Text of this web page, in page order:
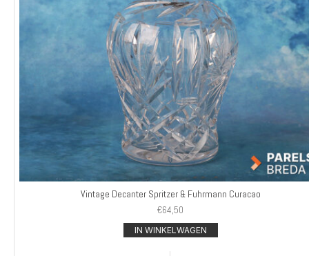
Vintage Decanter Spritzer & Fuhrmann Curacao
€64,50
IN WINKELWAGEN